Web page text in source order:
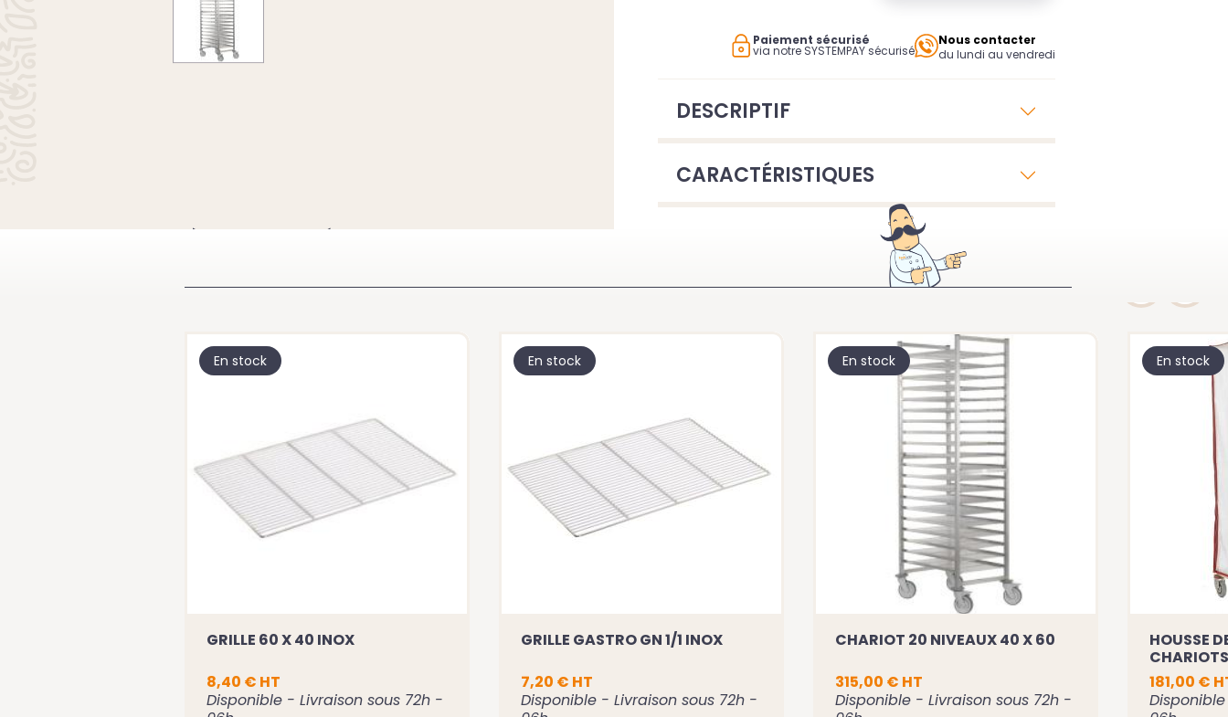
Paiement sécurisé
via notre SYSTEMPAY sécurisé
Nous contacter
du lundi au vendredi
DESCRIPTIF
CARACTÉRISTIQUES
GRILLE 60 X 40 INOX
8,40 € HT
Disponible - Livraison sous 72h -
En stock
GRILLE GASTRO GN 1/1 INOX
7,20 € HT
Disponible - Livraison sous 72h -
En stock
CHARIOT 20 NIVEAUX 40 X 60
315,00 € HT
Disponible - Livraison sous 72h -
En stock
HOUSSE
NIVEAUX
181,00 €
En stock